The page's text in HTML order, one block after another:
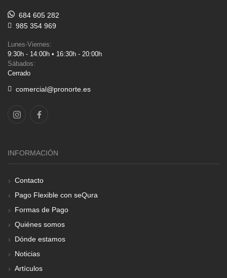
684 605 282
985 354 969
Lunes-Viernes:
9:30h - 14:00h • 16:30h - 20:00h
Sábados:
Cerrado
comercial@pronorte.es
INFORMACIÓN
Contacto
Pago Flexible con seQura
Formas de Pago
Quiénes somos
Dónde estamos
Noticias
Artículos